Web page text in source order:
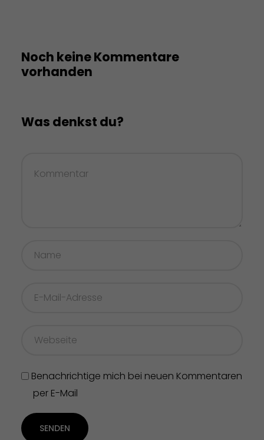
Noch keine Kommentare
vorhanden
Was denkst du?
Benachrichtige mich bei neuen Kommentaren
per E-Mail
SENDEN